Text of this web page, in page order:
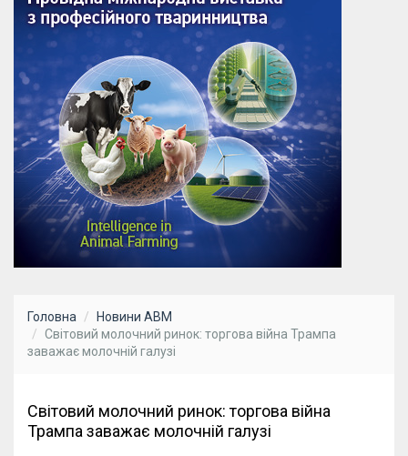
Головна
Новини АВМ
Світовий молочний ринок: торгова війна Трампа
заважає молочній галузі
Світовий молочний ринок: торгова війна
Трампа заважає молочній галузі